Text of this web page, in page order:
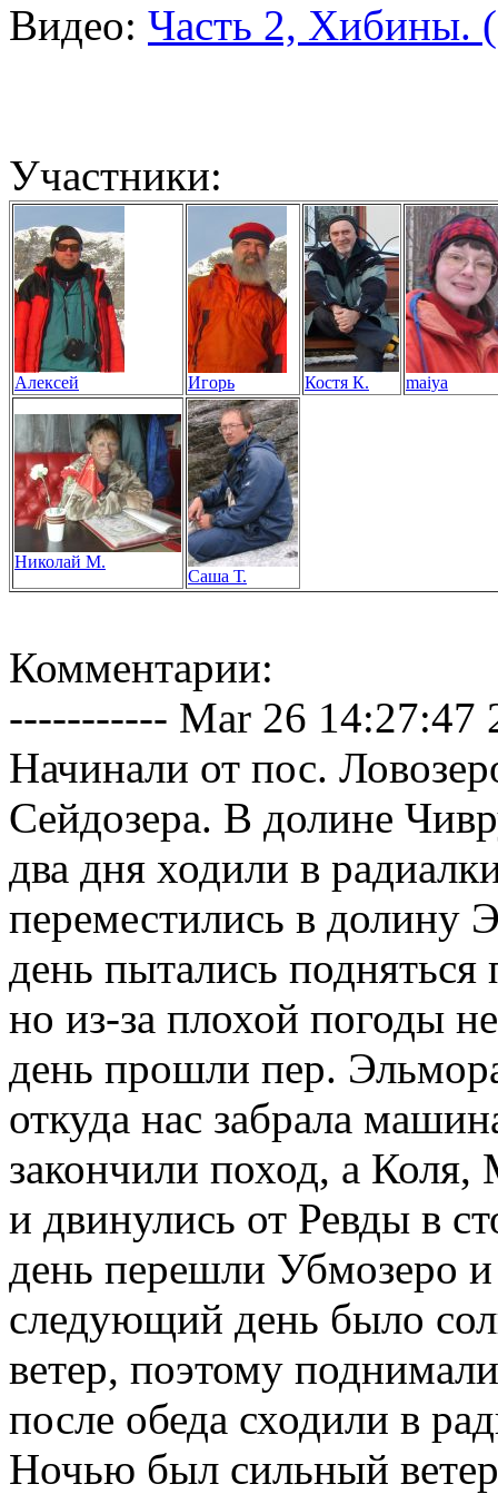
Видео: Часть 2, Хибины.
Участники:
Алексей Игорь Костя К. maiya
Николай М.
Саша Т.
Комментарии:
----------- Mar 26 14:27:47
Начинали от пос.
Сейдозера. В долине
два дня ходили в
переместились в
день пытались
но из-за плохой погоды
день прошли пер.
откуда нас забрала
закончили поход, а
и двинулись от Ревды в
день перешли Убмозеро
следующий день было
ветер, поэтому
после обеда сходили в
Ночью был сильный